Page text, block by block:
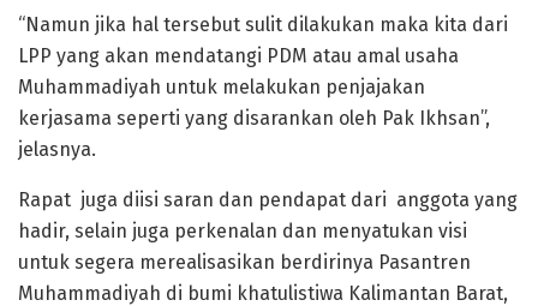
“Namun jika hal tersebut sulit dilakukan maka kita dari
LPP yang akan mendatangi PDM atau amal usaha
Muhammadiyah untuk melakukan penjajakan
kerjasama seperti yang disarankan oleh Pak Ikhsan”,
jelasnya.
Rapat juga diisi saran dan pendapat dari anggota yang
hadir, selain juga perkenalan dan menyatukan visi
untuk segera merealisasikan berdirinya Pasantren
Muhammadiyah di bumi khatulistiwa Kalimantan Barat,